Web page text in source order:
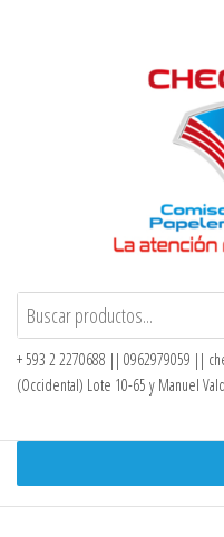
Checks – Tienda
+ 593 2 2270688 || 0962979059 ||
(Occidental) Lote 10-65 y Manuel